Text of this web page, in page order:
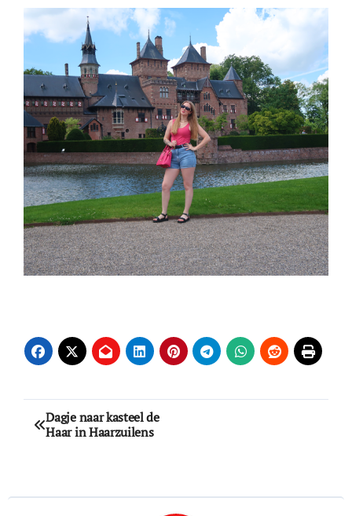
Bericht
navigatie
Dagje naar kasteel de
Haar in Haarzuilens